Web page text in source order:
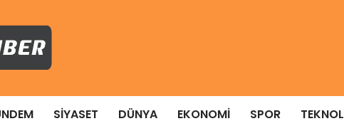
SIYASET DÜNYA EKONOMI SPOR